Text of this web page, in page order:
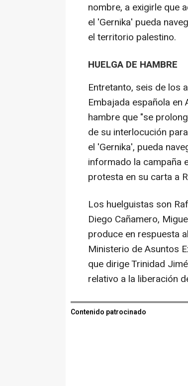
nombre, a exigirle que
el 'Gernika' pueda
el territorio palestino.
HUELGA DE HAMBRE
Entretanto, seis de los
Embajada española en
hambre que "se
de su interlocución
el 'Gernika', pueda
informado la campaña
protesta en su carta a
Los huelguistas son
Diego Cañamero,
produce en respuesta
Ministerio de Asuntos
que dirige Trinidad
relativo a la liberación
Contenido patrocinado